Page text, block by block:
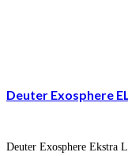
Deuter Exosphere
Deuter Exosphere Ekstra